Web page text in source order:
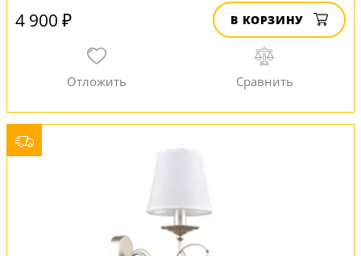
4 900 ₽ В КОРЗИНУ